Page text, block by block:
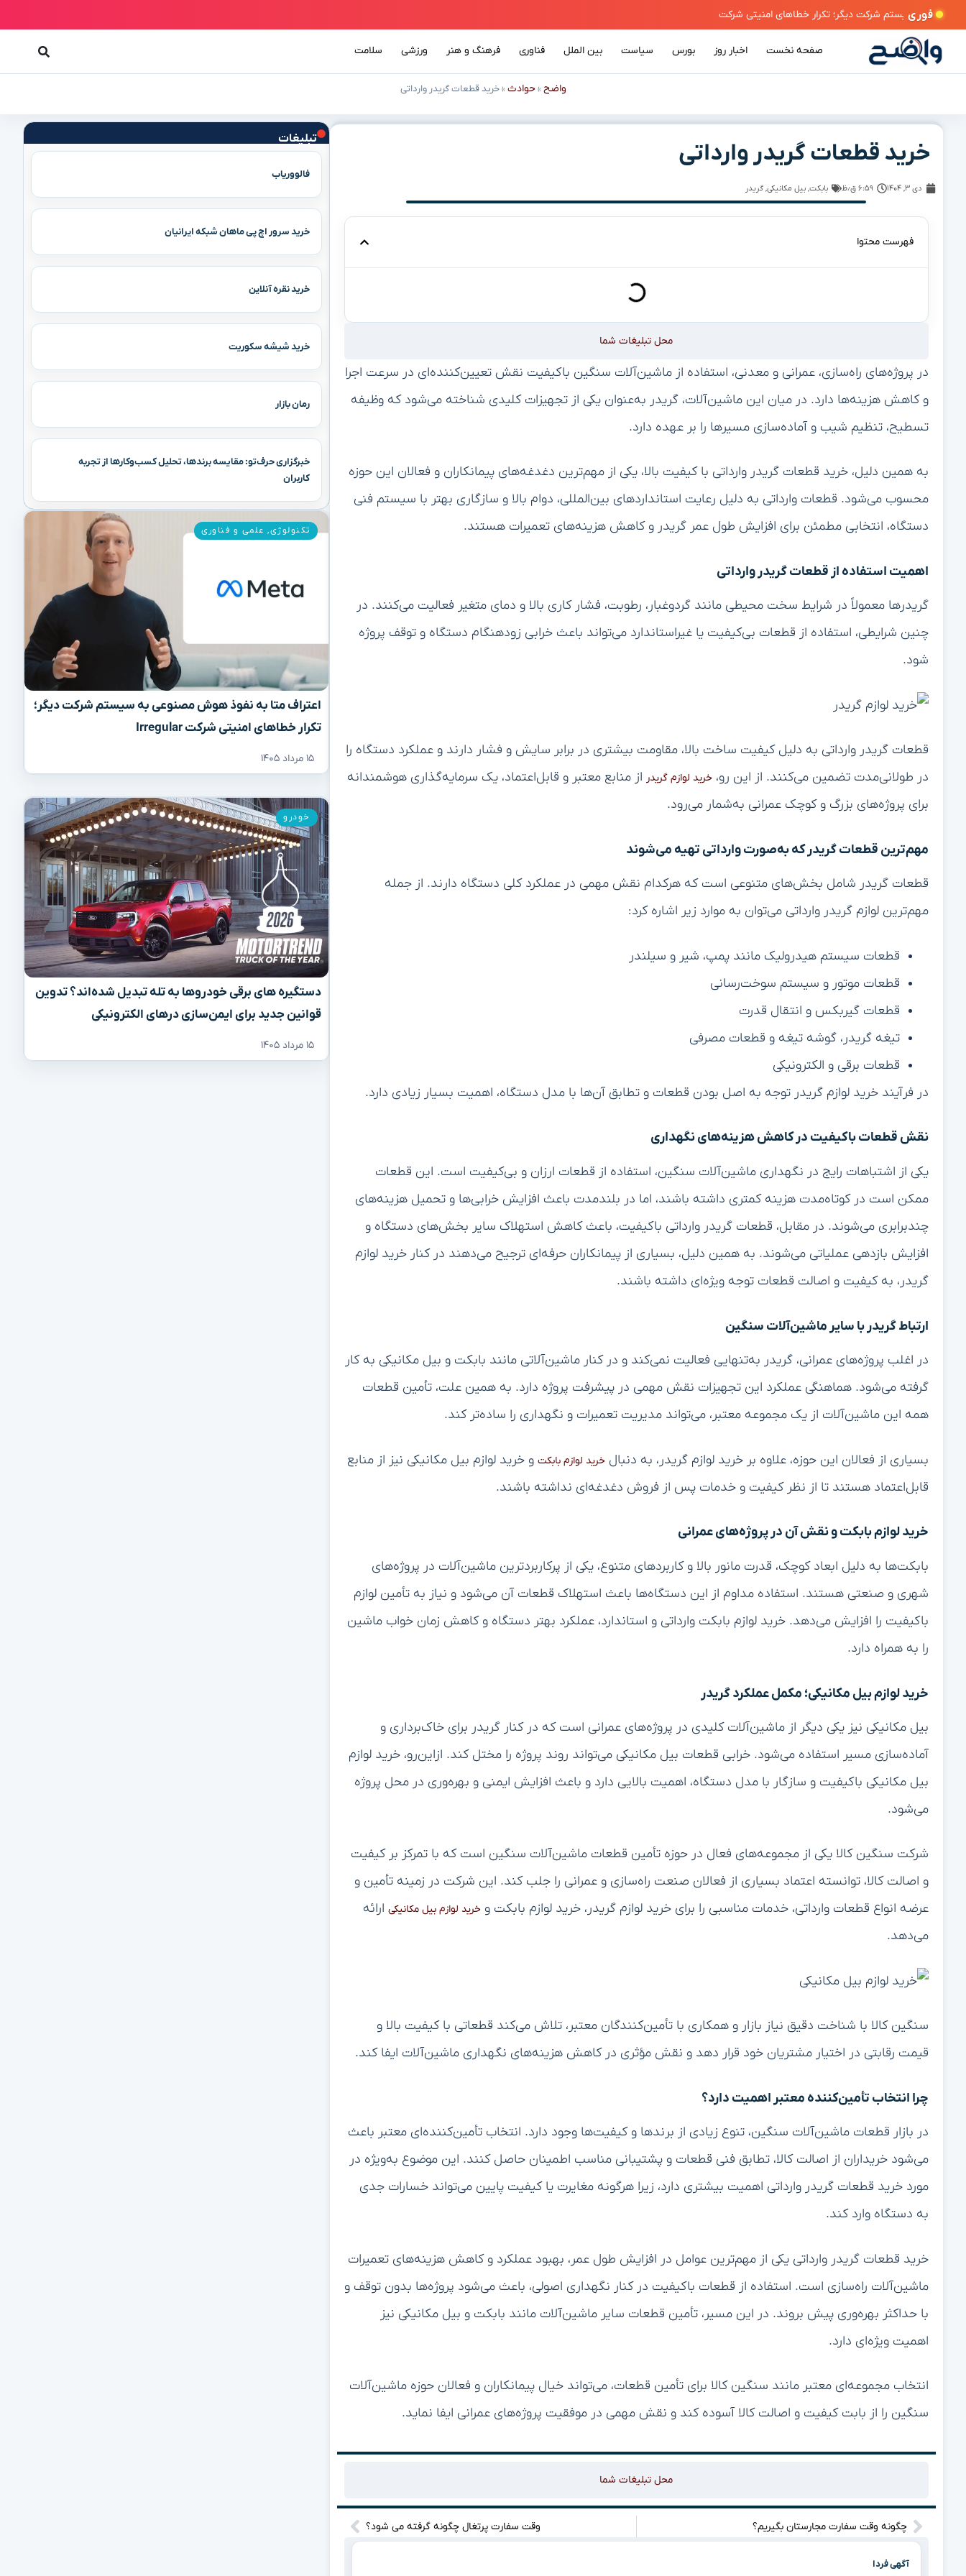
فوری
صفحه نخست اخبار روز بورس سیاست بین الملل فناوری فرهنگ و هنر ورزشی سلامت
واضح » حوادث »خرید قطعات گریدر وارداتی
تبلیغات
فالووریاب
خرید سرور اچ پی ماهان شبکه ایرانیان
خرید نقره آنلاین
خرید شیشه سکوریت
رمان بازار
خبرگزاری حرف‌تو: مقایسه برندها، تحلیل کسب‌وکارها از تجربه
کاربران
اعتراف متا به نفوذ هوش مصنوعی به سیستم شرکت دیگر؛
تکرار خطاهای امنیتی شرکت Irregular
۱۵ مرداد ۱۴۰۵
تکنولوژی, علمی و فناوری
دستگیره‌ های برقی خودروها به تله تبدیل شده‌اند؟ تدوین
قوانین جدید برای ایمن‌سازی درهای الکترونیکی
۱۵ مرداد ۱۴۰۵
خودرو
خرید قطعات گریدر وارداتی
دی ۳, ۱۴۰۴ ۶:۵۹ ق٫ظ بابکت,بیل مکانیکی,گریدر
فهرست محتوا
محل تبلیغات شما
در پروژه‌های راه‌سازی، عمرانی و معدنی، استفاده از ماشین‌آلات سنگین باکیفیت نقش تعیین‌کننده‌ای در سرعت اجرا
و کاهش هزینه‌ها دارد. در میان این ماشین‌آلات، گریدر به‌عنوان یکی از تجهیزات کلیدی شناخته می‌شود که وظیفه
تسطیح، تنظیم شیب و آماده‌سازی مسیرها را بر عهده دارد.
به همین دلیل، خرید قطعات گریدر وارداتی با کیفیت بالا، یکی از مهم‌ترین دغدغه‌های پیمانکاران و فعالان این حوزه
محسوب می‌شود. قطعات وارداتی به دلیل رعایت استانداردهای بین‌المللی، دوام بالا و سازگاری بهتر با سیستم فنی
دستگاه، انتخابی مطمئن برای افزایش طول عمر گریدر و کاهش هزینه‌های تعمیرات هستند.
اهمیت استفاده از قطعات گریدر وارداتی
گریدرها معمولاً در شرایط سخت محیطی مانند گردوغبار، رطوبت، فشار کاری بالا و دمای متغیر فعالیت می‌کنند. در
چنین شرایطی، استفاده از قطعات بی‌کیفیت یا غیراستاندارد می‌تواند باعث خرابی زودهنگام دستگاه و توقف پروژه
شود.
قطعات گریدر وارداتی به دلیل کیفیت ساخت بالا، مقاومت بیشتری در برابر سایش و فشار دارند و عملکرد دستگاه را
در طولانی‌مدت تضمین می‌کنند. از این رو، خرید لوازم گریدر از منابع معتبر و قابل‌اعتماد، یک سرمایه‌گذاری هوشمندانه
برای پروژه‌های بزرگ و کوچک عمرانی به‌شمار می‌رود.
مهم‌ترین قطعات گریدر که به‌صورت وارداتی تهیه می‌شوند
قطعات گریدر شامل بخش‌های متنوعی است که هرکدام نقش مهمی در عملکرد کلی دستگاه دارند. از جمله
مهم‌ترین لوازم گریدر وارداتی می‌توان به موارد زیر اشاره کرد:
قطعات سیستم هیدرولیک مانند پمپ، شیر و سیلندر
قطعات موتور و سیستم سوخت‌رسانی
قطعات گیربکس و انتقال قدرت
تیغه گریدر، گوشه تیغه و قطعات مصرفی
قطعات برقی و الکترونیکی
در فرآیند خرید لوازم گریدر توجه به اصل بودن قطعات و تطابق آن‌ها با مدل دستگاه، اهمیت بسیار زیادی دارد.
نقش قطعات باکیفیت در کاهش هزینه‌های نگهداری
یکی از اشتباهات رایج در نگهداری ماشین‌آلات سنگین، استفاده از قطعات ارزان و بی‌کیفیت است. این قطعات
ممکن است در کوتاه‌مدت هزینه کمتری داشته باشند، اما در بلندمدت باعث افزایش خرابی‌ها و تحمیل هزینه‌های
چندبرابری می‌شوند. در مقابل، قطعات گریدر وارداتی باکیفیت، باعث کاهش استهلاک سایر بخش‌های دستگاه و
افزایش بازدهی عملیاتی می‌شوند. به همین دلیل، بسیاری از پیمانکاران حرفه‌ای ترجیح می‌دهند در کنار خرید لوازم
گریدر، به کیفیت و اصالت قطعات توجه ویژه‌ای داشته باشند.
ارتباط گریدر با سایر ماشین‌آلات سنگین
در اغلب پروژه‌های عمرانی، گریدر به‌تنهایی فعالیت نمی‌کند و در کنار ماشین‌آلاتی مانند بابکت و بیل مکانیکی به کار
گرفته می‌شود. هماهنگی عملکرد این تجهیزات نقش مهمی در پیشرفت پروژه دارد. به همین علت، تأمین قطعات
همه این ماشین‌آلات از یک مجموعه معتبر، می‌تواند مدیریت تعمیرات و نگهداری را ساده‌تر کند.
بسیاری از فعالان این حوزه، علاوه بر خرید لوازم گریدر، به دنبال خرید لوازم بابکت و خرید لوازم بیل مکانیکی نیز از منابع
قابل‌اعتماد هستند تا از نظر کیفیت و خدمات پس از فروش دغدغه‌ای نداشته باشند.
خرید لوازم بابکت و نقش آن در پروژه‌های عمرانی
بابکت‌ها به دلیل ابعاد کوچک، قدرت مانور بالا و کاربردهای متنوع، یکی از پرکاربردترین ماشین‌آلات در پروژه‌های
شهری و صنعتی هستند. استفاده مداوم از این دستگاه‌ها باعث استهلاک قطعات آن می‌شود و نیاز به تأمین لوازم
باکیفیت را افزایش می‌دهد. خرید لوازم بابکت وارداتی و استاندارد، عملکرد بهتر دستگاه و کاهش زمان خواب ماشین
را به همراه دارد.
خرید لوازم بیل مکانیکی؛ مکمل عملکرد گریدر
بیل مکانیکی نیز یکی دیگر از ماشین‌آلات کلیدی در پروژه‌های عمرانی است که در کنار گریدر برای خاک‌برداری و
آماده‌سازی مسیر استفاده می‌شود. خرابی قطعات بیل مکانیکی می‌تواند روند پروژه را مختل کند. ازاین‌رو، خرید لوازم
بیل مکانیکی باکیفیت و سازگار با مدل دستگاه، اهمیت بالایی دارد و باعث افزایش ایمنی و بهره‌وری در محل پروژه
می‌شود.
شرکت سنگین کالا یکی از مجموعه‌های فعال در حوزه تأمین قطعات ماشین‌آلات سنگین است که با تمرکز بر کیفیت
و اصالت کالا، توانسته اعتماد بسیاری از فعالان صنعت راه‌سازی و عمرانی را جلب کند. این شرکت در زمینه تأمین و
عرضه انواع قطعات وارداتی، خدمات مناسبی را برای خرید لوازم گریدر، خرید لوازم بابکت و خرید لوازم بیل مکانیکی ارائه
می‌دهد.
سنگین کالا با شناخت دقیق نیاز بازار و همکاری با تأمین‌کنندگان معتبر، تلاش می‌کند قطعاتی با کیفیت بالا و
قیمت رقابتی در اختیار مشتریان خود قرار دهد و نقش مؤثری در کاهش هزینه‌های نگهداری ماشین‌آلات ایفا کند.
چرا انتخاب تأمین‌کننده معتبر اهمیت دارد؟
در بازار قطعات ماشین‌آلات سنگین، تنوع زیادی از برندها و کیفیت‌ها وجود دارد. انتخاب تأمین‌کننده‌ای معتبر باعث
می‌شود خریداران از اصالت کالا، تطابق فنی قطعات و پشتیبانی مناسب اطمینان حاصل کنند. این موضوع به‌ویژه در
مورد خرید قطعات گریدر وارداتی اهمیت بیشتری دارد، زیرا هرگونه مغایرت یا کیفیت پایین می‌تواند خسارات جدی
به دستگاه وارد کند.
خرید قطعات گریدر وارداتی یکی از مهم‌ترین عوامل در افزایش طول عمر، بهبود عملکرد و کاهش هزینه‌های تعمیرات
ماشین‌آلات راه‌سازی است. استفاده از قطعات باکیفیت در کنار نگهداری اصولی، باعث می‌شود پروژه‌ها بدون توقف و
با حداکثر بهره‌وری پیش بروند. در این مسیر، تأمین قطعات سایر ماشین‌آلات مانند بابکت و بیل مکانیکی نیز
اهمیت ویژه‌ای دارد.
انتخاب مجموعه‌ای معتبر مانند سنگین کالا برای تأمین قطعات، می‌تواند خیال پیمانکاران و فعالان حوزه ماشین‌آلات
سنگین را از بابت کیفیت و اصالت کالا آسوده کند و نقش مهمی در موفقیت پروژه‌های عمرانی ایفا نماید.
محل تبلیغات شما
چگونه وقت سفارت مجارستان بگیریم؟ وقت سفارت پرتغال چگونه گرفته می شود؟
آگهی فردا